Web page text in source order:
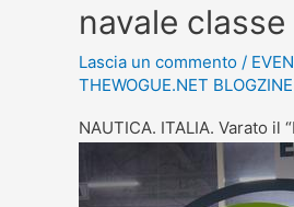
navale
Lascia un commento /
THEWOGUE.NET BLOGZINE
NAUTICA. ITALIA. Varato il